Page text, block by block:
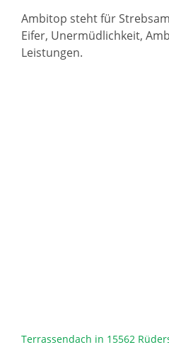
Ambitop steht für
Eifer, Unermüdlichkeit,
Leistungen.
Terrassendach in 15562